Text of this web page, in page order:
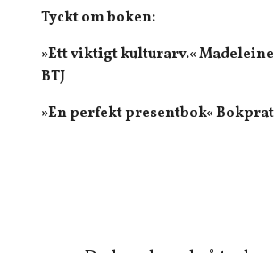
Tyckt om boken:
»Ett viktigt kulturarv.«
BTJ
»En perfekt presentbok«